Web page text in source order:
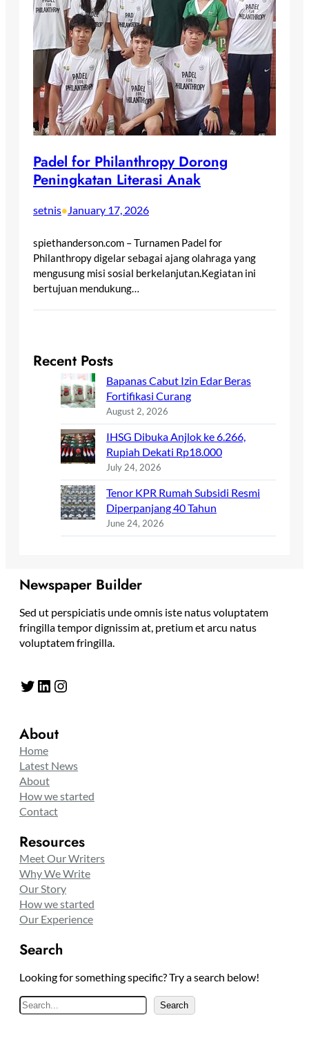
Padel for Philanthropy Dorong
Peningkatan Literasi Anak
setnis•January 17, 2026
spiethanderson.com – Turnamen Padel for
Philanthropy digelar sebagai ajang olahraga yang
mengusung misi sosial berkelanjutan.Kegiatan ini
bertujuan mendukung…
Recent Posts
Bapanas Cabut Izin Edar Beras
Fortifikasi Curang
August 2, 2026
IHSG Dibuka Anjlok ke 6.266,
Rupiah Dekati Rp18.000
July 24, 2026
Tenor KPR Rumah Subsidi Resmi
Diperpanjang 40 Tahun
June 24, 2026
Newspaper Builder
Sed ut perspiciatis unde omnis iste natus voluptatem
fringilla tempor dignissim at, pretium et arcu natus
voluptatem fringilla.
Twitter LinkedIn Instagram
About
Home
Latest News
About
How we started
Contact
Resources
Meet Our Writers
Why We Write
Our Story
How we started
Our Experience
Search
Looking for something specific? Try a search below!
S
e
Search